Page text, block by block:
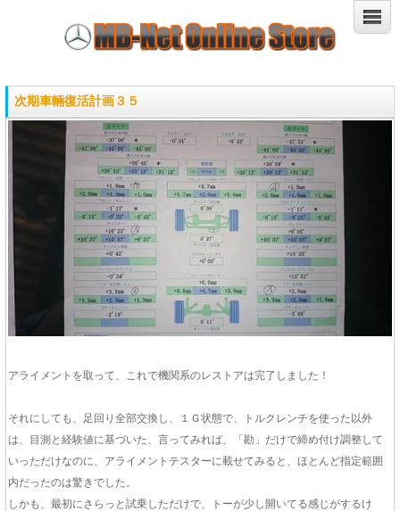
次期車輛復活計画３５
アライメントを取って、これで機関系のレストアは完了しました！
それにしても、足回り全部交換し、１Ｇ状態で、トルクレンチを使った以外
は、目測と経験値に基づいた、言ってみれば、「勘」だけで締め付け調整して
いっただけなのに、アライメントテスターに載せてみると、ほとんど指定範囲
内だったのは驚きでした。
しかも、最初にさらっと試乗しただけで、トーが少し開いてる感じがするけ